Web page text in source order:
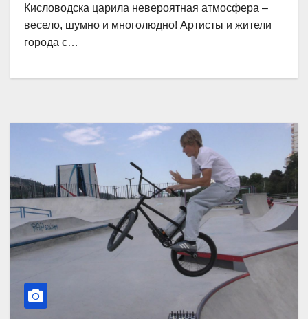
Кисловодска царила невероятная атмосфера –
весело, шумно и многолюдно! Артисты и жители
города с…